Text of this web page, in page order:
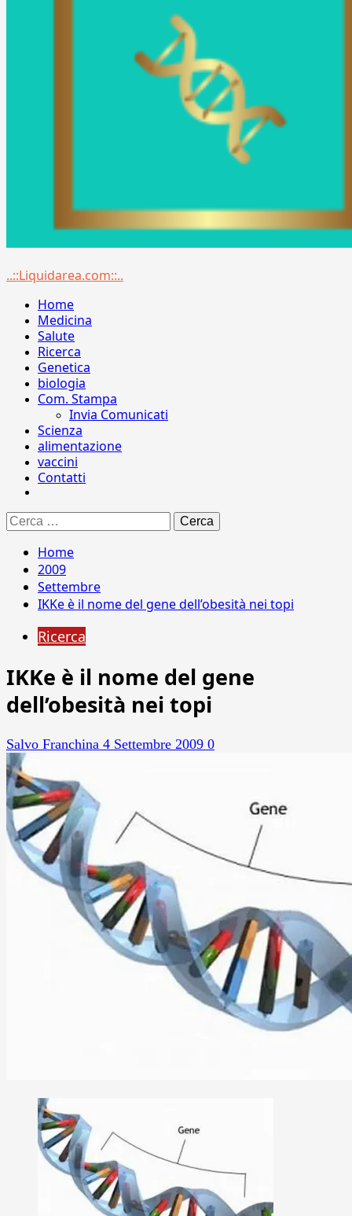
Menu
..::Liquidarea.com::..
Home
Medicina
Salute
Ricerca
Genetica
biologia
Com. Stampa
Invia Comunicati
Scienza
alimentazione
vaccini
Contatti
Ricerca
per:
Home
2009
Settembre
IKKe è il nome del gene dell’obesità nei topi
Ricerca
IKKe è il nome del gene
dell’obesità nei topi
Salvo Franchina 4 Settembre 2009 0